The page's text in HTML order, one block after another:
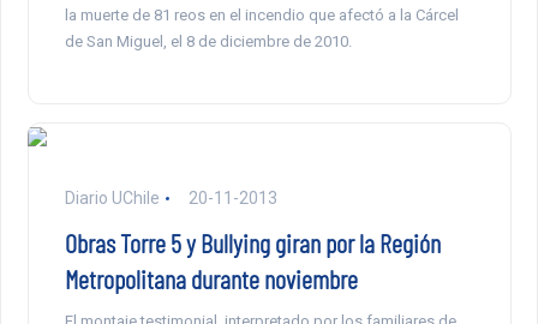
la muerte de 81 reos en el incendio que afectó a la Cárcel
de San Miguel, el 8 de diciembre de 2010.
Diario UChile 20-11-2013
Obras Torre 5 y Bullying giran por la Región
Metropolitana durante noviembre